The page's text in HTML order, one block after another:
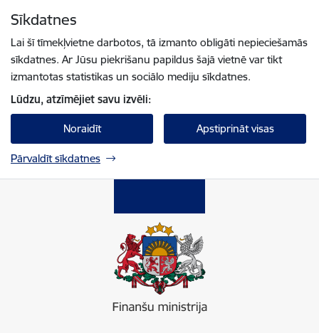
Sīkdatnes
Lai šī tīmekļvietne darbotos, tā izmanto obligāti nepieciešamās
sīkdatnes. Ar Jūsu piekrišanu papildus šajā vietnē var tikt
izmantotas statistikas un sociālo mediju sīkdatnes.
Lūdzu, atzīmējiet savu izvēli:
Noraidīt Apstiprināt visas
Pārvaldīt sīkdatnes